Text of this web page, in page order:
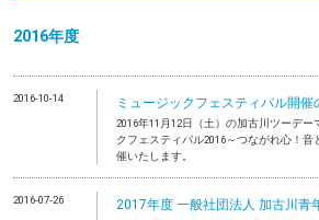
2016年度
2016-10-14 ミュージックフェスティバル開催
2016年11月12日（土）の加古川ツーデ
クフェスティバル2016～つながれ心！音
催いたします。
2016-07-26 2017年度 一般社団法人 加古川青